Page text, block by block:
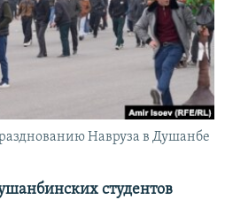
Навруза в Душанбе
студентов